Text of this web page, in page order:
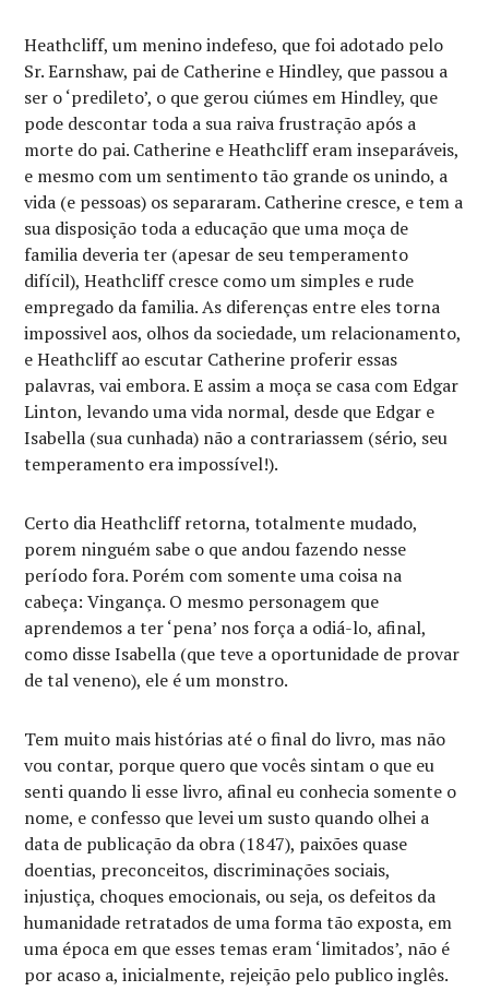
Heathcliff, um menino indefeso, que foi adotado pelo
Sr. Earnshaw, pai de Catherine e Hindley, que passou a
ser o ‘predileto’, o que gerou ciúmes em Hindley, que
pode descontar toda a sua raiva frustração após a
morte do pai. Catherine e Heathcliff eram inseparáveis,
e mesmo com um sentimento tão grande os unindo, a
vida (e pessoas) os separaram. Catherine cresce, e tem a
sua disposição toda a educação que uma moça de
familia deveria ter (apesar de seu temperamento
difícil), Heathcliff cresce como um simples e rude
empregado da familia. As diferenças entre eles torna
impossivel aos, olhos da sociedade, um relacionamento,
e Heathcliff ao escutar Catherine proferir essas
palavras, vai embora. E assim a moça se casa com Edgar
Linton, levando uma vida normal, desde que Edgar e
Isabella (sua cunhada) não a contrariassem (sério, seu
temperamento era impossível!).
Certo dia Heathcliff retorna, totalmente mudado,
porem ninguém sabe o que andou fazendo nesse
período fora. Porém com somente uma coisa na
cabeça: Vingança. O mesmo personagem que
aprendemos a ter ‘pena’ nos força a odiá-lo, afinal,
como disse Isabella (que teve a oportunidade de provar
de tal veneno), ele é um monstro.
Tem muito mais histórias até o final do livro, mas não
vou contar, porque quero que vocês sintam o que eu
senti quando li esse livro, afinal eu conhecia somente o
nome, e confesso que levei um susto quando olhei a
data de publicação da obra (1847), paixões quase
doentias, preconceitos, discriminações sociais,
injustiça, choques emocionais, ou seja, os defeitos da
humanidade retratados de uma forma tão exposta, em
uma época em que esses temas eram ‘limitados’, não é
por acaso a, inicialmente, rejeição pelo publico inglês.